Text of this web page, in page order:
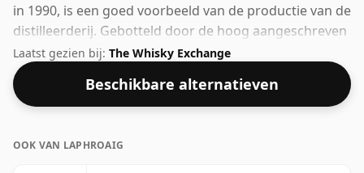
in 1990, is een goed voorbeeld van de productie van de
distilleerderij. Gebotteld door de hoog aangeschreven
Signatory in 2009. Gebotteld op een mooie
drinksterkte van 52,8% wordt deze whisky geleverd in
een fles van 70cl.
Laatst gezien bij: The Whisky Exchange
Beschikbare alternatieven
OOK VAN LAPHROAIG